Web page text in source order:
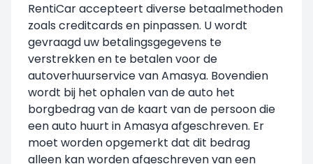
RentiCar accepteert diverse betaalmethoden
zoals creditcards en pinpassen. U wordt
gevraagd uw betalingsgegevens te
verstrekken en te betalen voor de
autoverhuurservice van Amasya. Bovendien
wordt bij het ophalen van de auto het
borgbedrag van de kaart van de persoon die
een auto huurt in Amasya afgeschreven. Er
moet worden opgemerkt dat dit bedrag
alleen kan worden afgeschreven van een